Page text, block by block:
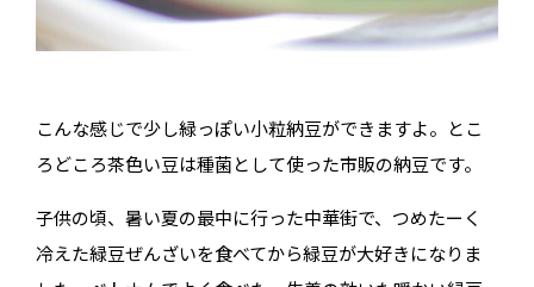
こんな感じで少し緑っぽい小粒納豆ができますよ。とこ
ろどころ茶色い豆は種菌として使った市販の納豆です。
子供の頃、暑い夏の最中に行った中華街で、つめたーく
冷えた緑豆ぜんざいを食べてから緑豆が大好きになりま